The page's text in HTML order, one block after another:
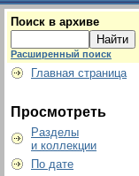
Поиск в архиве
Расширенный поиск
Главная страница
Просмотреть
Разделы
и коллекции
По дате